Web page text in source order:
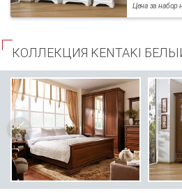
Цена за набор
КОЛЛЕКЦИЯ KENTAKI